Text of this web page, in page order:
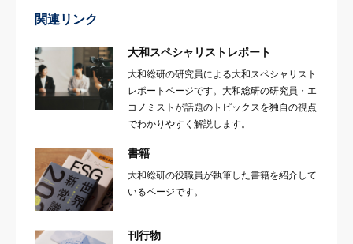
関連リンク
大和スペシャリストレポート
大和総研の研究員による大和スペシャリスト
レポートページです。大和総研の研究員・エ
コノミストが話題のトピックスを独自の視点
でわかりやすく解説します。
書籍
大和総研の役職員が執筆した書籍を紹介して
いるページです。
刊行物